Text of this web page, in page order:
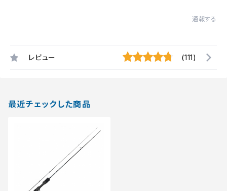
通報する
レビュー (111)
最近チェックした商品